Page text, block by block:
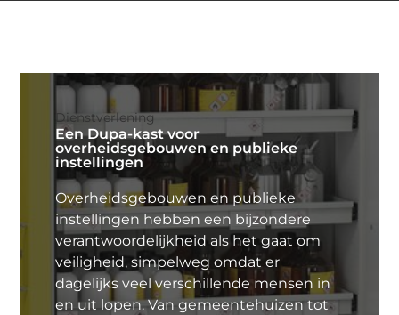
Dienstverlening
Een Dupa-kast voor
overheidsgebouwen en publieke
instellingen
Overheidsgebouwen en publieke
instellingen hebben een bijzondere
verantwoordelijkheid als het gaat om
veiligheid, simpelweg omdat er
dagelijks veel verschillende mensen in
en uit lopen. Van gemeentehuizen tot